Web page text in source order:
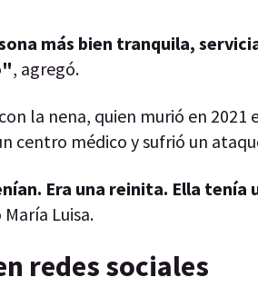
más bien tranquila,
, agregó.
la nena, quien murió en 2021
centro médico y sufrió un
Era una reinita. Ella tenía
Luisa.
redes sociales